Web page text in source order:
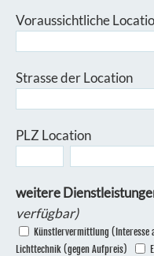
Voraussichtliche
Strasse der Location
PLZ Location
weitere
verfügbar)
Künstlervermittlung (Interesse
Lichttechnik (gegen Aufpreis)